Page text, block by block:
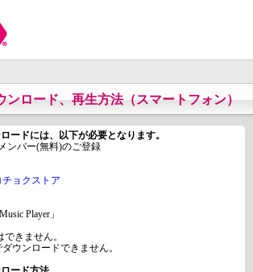
ンロード、再生方法（スマートフォン）
ードには、以下が必要となります。
ンバー(無料)のご登録
チョクストア
Player」
きません。
ウンロードできません。